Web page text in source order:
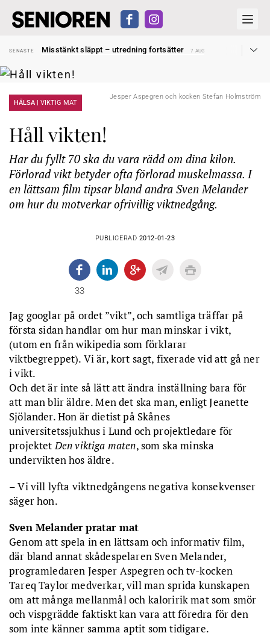
SENASTE
Misstänkt släppt – utredning fortsätter
7 AUG
SENASTE
Kravet: Nu måste 65-årsgränsen bort
Dom öppnar för rätt till garantipension
SENASTE
Hyror rusar ifrån äldres bostadstillägg
SENASTE
Liten höjning av garantipensionen
Jesper Aspegren och kocken Stefan Holmström
HÄLSA | VIKTIG MAT
Håll vikten!
Har du fyllt 70 ska du vara rädd om dina kilon.
Förlorad vikt betyder ofta förlorad muskelmassa. I
en lättsam film tipsar bland andra Sven Melander
om hur du motverkar ofrivillig viktnedgång.
PUBLICERAD 2012-01-23
33
Jag googlar på ordet ”vikt”, och samtliga träffar på
första sidan handlar om hur man minskar i vikt,
(utom en från wikipedia som förklarar
viktbegreppet). Vi är, kort sagt, fixerade vid att gå ner
i vikt.
Och det är inte så lätt att ändra inställning bara för
att man blir äldre. Men det ska man, enligt Jeanette
Sjölander. Hon är dietist på Skånes
universitetssjukhus i Lund och projektledare för
projektetDen viktiga maten, som ska minska
undervikten hos äldre.
– Vi vill lyfta viktnedgångens negativa konsekvenser
säger hon.
Sven Melander pratar mat
Genom att spela in en lättsam och informativ film,
där bland annat skådespelaren Sven Melander,
programledaren Jesper Aspegren och tv-kocken
Tareq Taylor medverkar, vill man sprida kunskapen
om att många mellanmål och kaloririk mat som smör
och vispgrädde faktiskt kan vara att föredra för den
som inte känner samma aptit som tidigare.